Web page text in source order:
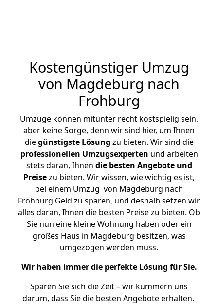
Kostengünstiger Umzug
von Magdeburg nach
Frohburg
Umzüge können mitunter recht kostspielig sein,
aber keine Sorge, denn wir sind hier, um Ihnen
diegünstigste Lösung zu bieten. Wir sind die
professionellen Umzugsexperten und arbeiten
stets daran, Ihnen die besten Angebote und
Preisezu bieten. Wir wissen, wie wichtig es ist,
bei einem Umzug von Magdeburg nach
Frohburg Geld zu sparen, und deshalb setzen wir
alles daran, Ihnen die besten Preise zu bieten. Ob
Sie nun eine kleine Wohnung haben oder ein
großes Haus in Magdeburg besitzen, was
umgezogen werden muss.
Wir haben immer die perfekte Lösung für Sie.
Sparen Sie sich die Zeit – wir kümmern uns
darum, dass Sie die besten Angebote erhalten.